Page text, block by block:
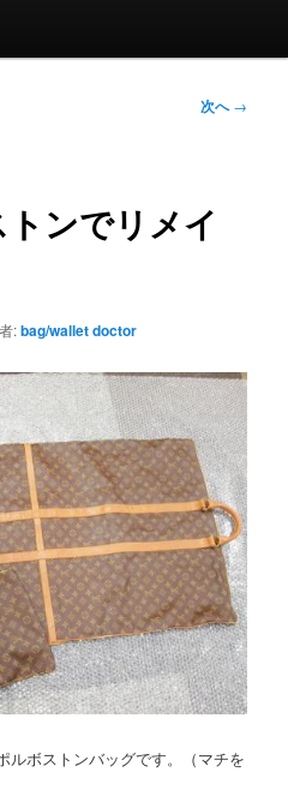
次へ→
ンでリメイ
:bag/wallet doctor
ルボストンバッグです。（マチを